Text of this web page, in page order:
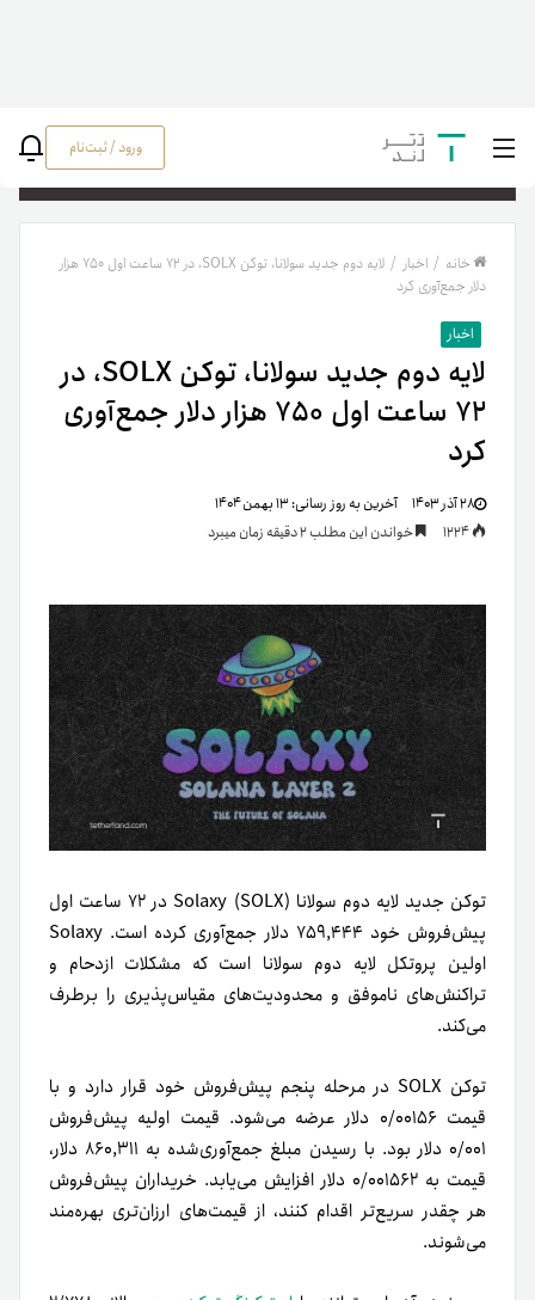
ورود / ثبت‌نام
خانه / اخبار /
لایه دوم جدید سولانا، توکن SOLX، در ۷۲ ساعت اول ۷۵۰ هزار
دلار جمع‌آوری کرد
اخبار
لایه دوم جدید سولانا، توکن SOLX، در
۷۲ ساعت اول ۷۵۰ هزار دلار جمع‌آوری
کرد
۲۸ آذر ۱۴۰۳ آخرین به روز رسانی:۱۳ بهمن ۱۴۰۴
خواندن این مطلب 2 دقیقه زمان میبرد
توکن جدید لایه دوم سولانا Solaxy (SOLX) در ۷۲ ساعت اول
پیش‌فروش خود ۷۵۹,۴۴۴ دلار جمع‌آوری کرده است. Solaxy
اولین پروتکل لایه دوم سولانا است که مشکلات ازدحام و
تراکنش‌های ناموفق و محدودیت‌های مقیاس‌پذیری را برطرف
می‌کند.
توکن SOLX در مرحله پنجم پیش‌فروش خود قرار دارد و با
قیمت ۰/۰۰۱۵۶ دلار عرضه می‌شود. قیمت اولیه پیش‌فروش
۰/۰۰۱ دلار بود. با رسیدن مبلغ جمع‌آوری‌شده به ۸۶۰,۳۱۱ دلار،
قیمت به ۰/۰۰۱۵۶۲ دلار افزایش می‌یابد. خریداران پیش‌فروش
هر چقدر سریع‌تر اقدام کنند، از قیمت‌های ارزان‌تری بهره‌مند
می‌شوند.